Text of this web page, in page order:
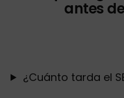
antes
¿Cuánto tarda el